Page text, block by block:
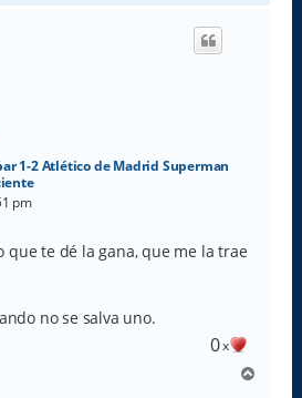
r
1-2 Atlético de Madrid Superman
pm
que te dé la gana, que me la trae
no se salva uno.
0x